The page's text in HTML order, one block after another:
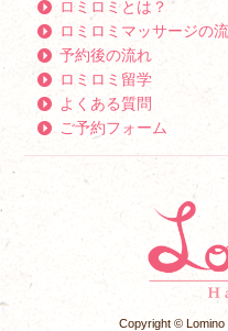
ロミロミとは？
ロミロミマッサージの
予約後の流れ
ロミロミ留学
よくある質問
ご予約フォーム
Copyright © Lomino